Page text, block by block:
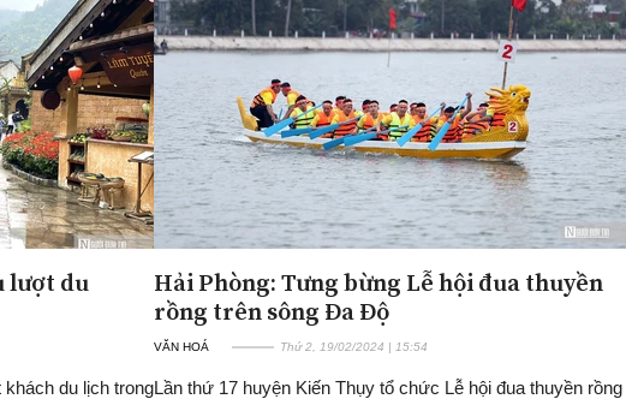
INFOCUS
lượt du
du lịch trong
Hải Phòng: Tưng bừng Lễ hội đua thuyền
rồng trên sông Đa Độ
VĂN HOÁ Thứ 2, 19/02/2024 | 15:54
Lần thứ 17 huyện Kiến Thụy tổ chức Lễ hội đua thuyền rồng